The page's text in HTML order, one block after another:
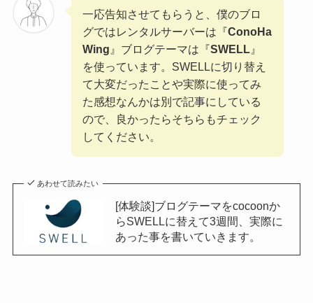
一応告知させてもらうと、僕のブロ
グではレンタルサーバーは『ConoHa
Wing 』ブログテーマは『SWELL 』
を使っています。SWELLに切り替え
て大変だったことや実際に使ってみ
た感想なんかは別で記事にしている
ので、良かったらそちらもチェック
してください。
あわせて読みたい
[体験談]ブログテーマをcocoonか
らSWELLに替えて3週間、実際に
あった事を書いていきます。